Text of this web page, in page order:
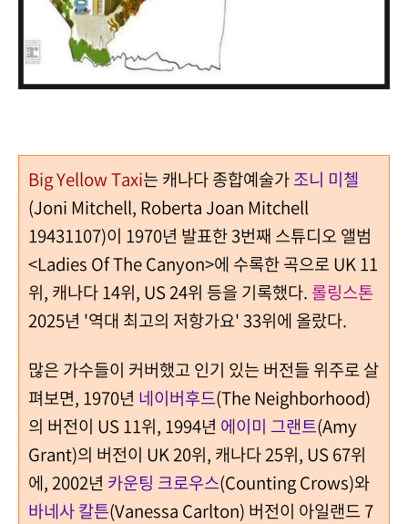
Big Yellow Taxi는 캐나다 종합예술가조니 미첼
(Joni Mitchell, Roberta Joan Mitchell
19431107)이 1970년 발표한 3번째 스튜디오 앨범
<Ladies Of The Canyon>에 수록한 곡으로 UK 11
위, 캐나다 14위, US 24위 등을 기록했다. 롤링스톤
2025년 '역대 최고의 저항가요' 33위에 올랐다.
많은 가수들이 커버했고 인기 있는 버전들 위주로 살
펴보면, 1970년 네이버후드(The Neighborhood)
의 버전이 US 11위, 1994년 에이미 그랜트(Amy
Grant)의 버전이 UK 20위, 캐나다 25위, US 67위
에, 2002년 카운팅 크로우스(Counting Crows)와
바네사 칼튼(Vanessa Carlton) 버전이 아일랜드 7